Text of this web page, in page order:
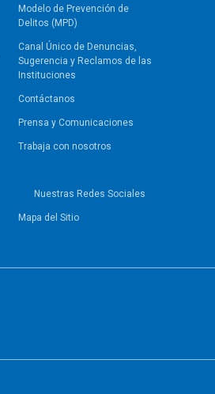
Modelo de Prevención de
Delitos (MPD)
Canal Único de Denuncias,
Sugerencia y Reclamos de las
Instituciones
Contáctanos
Prensa y Comunicaciones
Trabaja con nosotros
Nuestras Redes Sociales
Mapa del Sitio